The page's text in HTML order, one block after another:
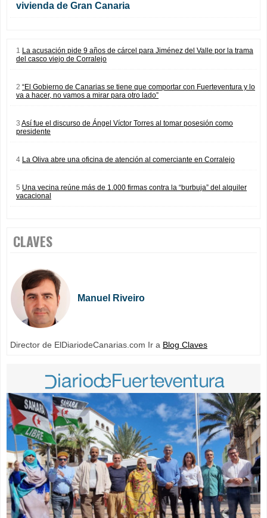
vivienda de Gran Canaria
1 La acusación pide 9 años de cárcel para Jiménez del Valle por la trama
del casco viejo de Corralejo
2 “El Gobierno de Canarias se tiene que comportar con Fuerteventura y lo
va a hacer, no vamos a mirar para otro lado”
3 Así fue el discurso de Ángel Víctor Torres al tomar posesión como
presidente
4 La Oliva abre una oficina de atención al comerciante en Corralejo
5 Una vecina reúne más de 1.000 firmas contra la “burbuja” del alquiler
vacacional
CLAVES
Manuel Riveiro
Director de ElDiariodeCanarias.com Ir a Blog Claves